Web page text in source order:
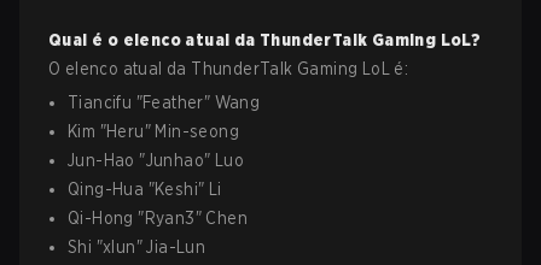
Qual é o elenco atual da ThunderTalk Gaming LoL?
O elenco atual da ThunderTalk Gaming LoL
é:
Tiancifu "Feather" Wang
Kim "Heru" Min-seong
Jun-Hao "Junhao"
Luo
Qing-Hua "Keshi"
Li
Qi-Hong "Ryan3" Chen
Shi "xlun"Jia-Lun